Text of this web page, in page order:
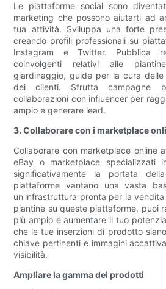
Le piattaforme social sono
marketing che possono aiutarti ad
tua attività. Sviluppa una forte
creando profili professionali su
Instagram e Twitter. Pubblica
coinvolgenti relativi alle
giardinaggio, guide per la cura
dei clienti. Sfrutta campagne
collaborazioni con influencer per
ampio e generare lead.
3. Collaborare con i marketplace
Collaborare con marketplace online
eBay o marketplace specializzati
significativamente la portata
piattaforme vantano una vasta
un'infrastruttura pronta per la
piantine su queste piattaforme, puoi
più ampio e aumentare il tuo
che le tue inserzioni di prodotto
chiave pertinenti e immagini
visibilità.
Ampliare la gamma dei prodotti